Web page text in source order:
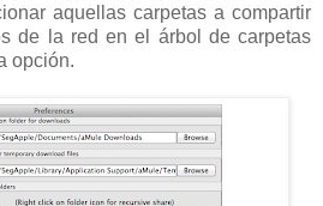
aquellas carpetas a compartir
de la red en el árbol de carpetas
opción.